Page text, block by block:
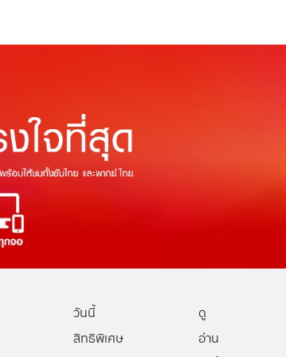
วันนี้
ดู
สิทธิพิเศษ
อ่าน